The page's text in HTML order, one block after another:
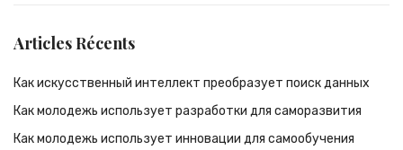
Articles Récents
Как искусственный интеллект преобразует поиск данных
Как молодежь использует разработки для саморазвития
Как молодежь использует инновации для самообучения